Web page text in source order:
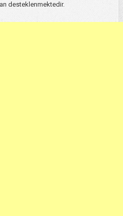
desteklenmektedir.